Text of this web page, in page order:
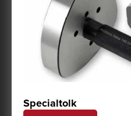
Specialtolk